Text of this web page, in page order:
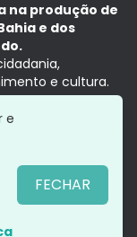
na produção de
e dos
e cultura.
presente,
e
FECHAR